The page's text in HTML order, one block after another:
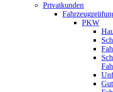
Privatkunden
PKW